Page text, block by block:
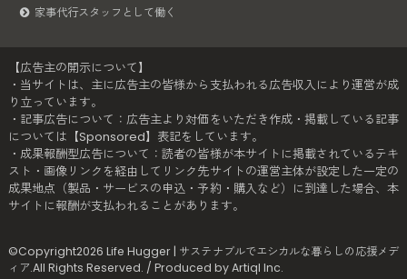
家事代行スタッフとして働く
【広告主の開示について】
・当サイトは、主に広告主の皆様から支払われる広告収入により運営が成
り立っています。
・記事広告について：広告主より対価をいただき作成・掲載している記事
については【Sponsored】表記をしています。
・成果報酬型広告について：読者の皆様が本サイトに掲載されているテキ
スト・画像リンクを経由してリンク先サイトの運営主体が設定した一定の
成果地点（製品・サービスの申込・予約・購入など）に到達した場合、本
サイトに報酬が支払われることがあります。
©Copyright2026Life Hugger | サステナブルでエシカルな暮らしの応援メデ
ィア.All Rights Reserved. / Produced byArtiql Inc.